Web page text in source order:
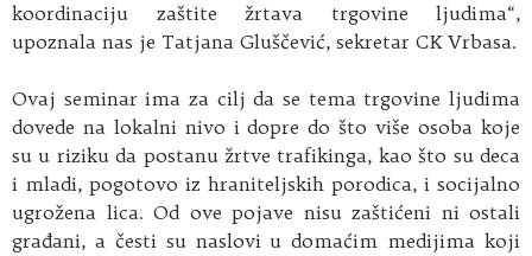
koordinaciju zaštite žrtava trgovine ljudima“,
upoznala nas je Tatjana Gluščević, sekretar CK Vrbasa.
Ovaj seminar ima za cilj da se tema trgovine ljudima
dovede na lokalni nivo i dopre do što više osoba koje
su u riziku da postanu žrtve trafikinga, kao što su deca
i mladi, pogotovo iz hraniteljskih porodica, i socijalno
ugrožena lica. Od ove pojave nisu zaštićeni ni ostali
građani, a česti su naslovi u domaćim medijima koji